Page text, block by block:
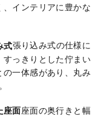
、インテリアに豊かな
式張り込み式の仕様に
すっきりとした佇まい
の一体感があり、丸み
座面 座面の奥行きと幅